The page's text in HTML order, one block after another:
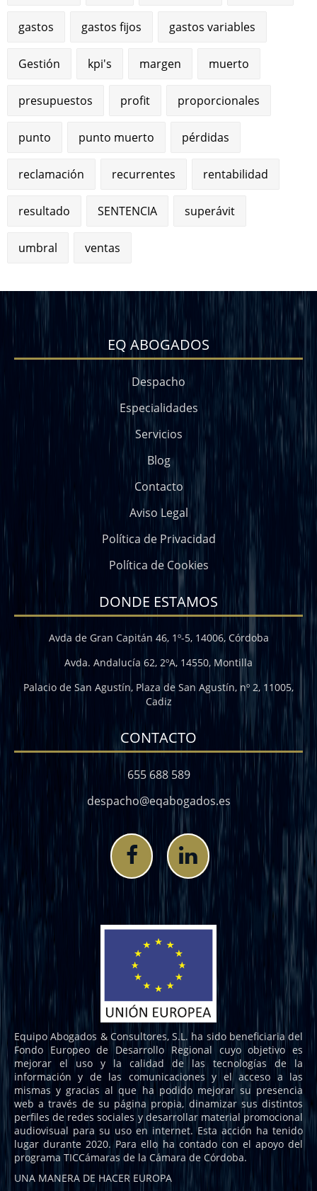
gastos gastos fijos gastos variables
Gestión kpi's margen muerto
presupuestos profit proporcionales
punto punto muerto pérdidas
reclamación recurrentes rentabilidad
resultado SENTENCIA superávit
umbral ventas
EQ ABOGADOS
Despacho
Especialidades
Servicios
Blog
Contacto
Aviso Legal
Política de Privacidad
Política de Cookies
DONDE ESTAMOS
Avda de Gran Capitán 46, 1º-5, 14006, Córdoba
Avda. Andalucía 62, 2ºA, 14550, Montilla
Palacio de San Agustín, Plaza de San Agustín, nº 2, 11005,
Cadiz
CONTACTO
655 688 589
despacho@eqabogados.es
Equipo Abogados & Consultores, S.L. ha sido beneficiaria del
Fondo Europeo de Desarrollo Regional cuyo objetivo es
mejorar el uso y la calidad de las tecnologías de la
información y de las comunicaciones y el acceso a las
mismas y gracias al que ha podido mejorar su presencia
web a través de su página propia, dinamizar sus distintos
perfiles de redes sociales y desarrollar material promocional
audiovisual para su uso en internet. Esta acción ha tenido
lugar durante 2020. Para ello ha contado con el apoyo del
programa TICCámaras de la Cámara de Córdoba.
UNA MANERA DE HACER EUROPA